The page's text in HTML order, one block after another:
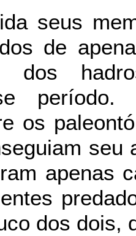
seus
de
dos
os
seu
apenas
dos dois,